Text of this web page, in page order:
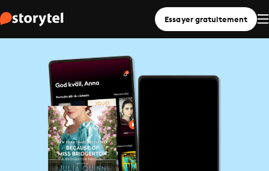
Essayer gratuitement